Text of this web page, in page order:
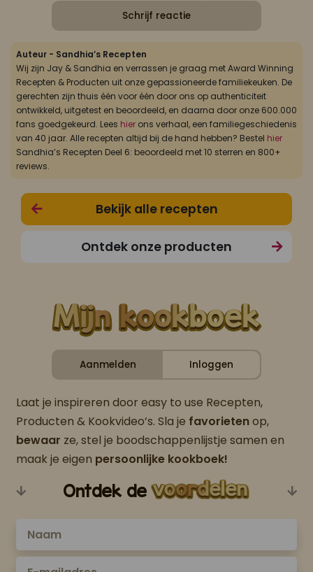
Schrijf reactie
Auteur - Sandhia’s Recepten
Wij zijn Jay & Sandhia en verrassen je graag met Award Winning
Recepten & Producten uit onze gepassioneerde familiekeuken. De
gerechten zijn thuis één voor één door ons op authenticiteit
ontwikkeld, uitgetest en beoordeeld, en daarna door onze 600.000
fans goedgekeurd. Lees hier ons verhaal, een familiegeschiedenis
van 40 jaar. Alle recepten altijd bij de hand hebben? Bestel hier
Sandhia’s Recepten Deel 6: beoordeeld met 10 sterren en 800+
reviews.
Bekijk alle recepten
Ontdek onze producten
Aanmelden Inloggen
Laat je inspireren door easy to use Recepten,
Producten & Kookvideo’s. Sla je favorietenop,
bewaar ze, stel je boodschappenlijstje samen en
maak je eigen persoonlijke kookboek!
Ontdek de